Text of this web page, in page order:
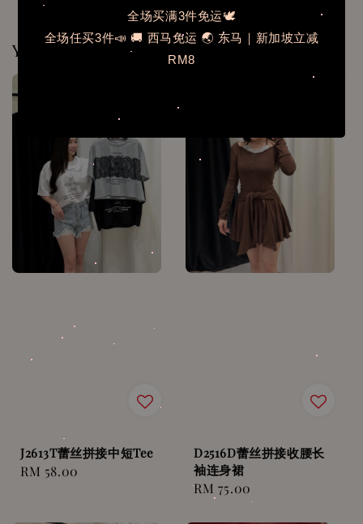
全场买满3件免运🕊️
全场任买3件📣 🚚 西马免运 🌏 东马｜新加坡立减
RM8
You may also like
J2613T蕾丝拼接中短Tee
Regular
RM 58.00
D2516D蕾丝拼接收腰长
袖连身裙
Regular
RM 75.00